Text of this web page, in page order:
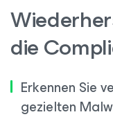
die
Erkennen Sie
gezielten